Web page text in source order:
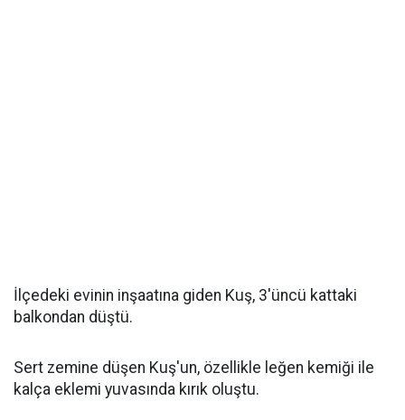
İlçedeki evinin inşaatına giden Kuş, 3'üncü kattaki
balkondan düştü.
Sert zemine düşen Kuş'un, özellikle leğen kemiği ile
kalça eklemi yuvasında kırık oluştu.